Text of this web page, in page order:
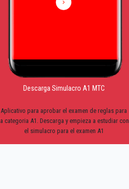
Descarga Simulacro A1 MTC
Aplicativo para aprobar el examen de reglas para
la categoria A1. Descarga y empieza a estudiar con
el simulacro para el examen A1